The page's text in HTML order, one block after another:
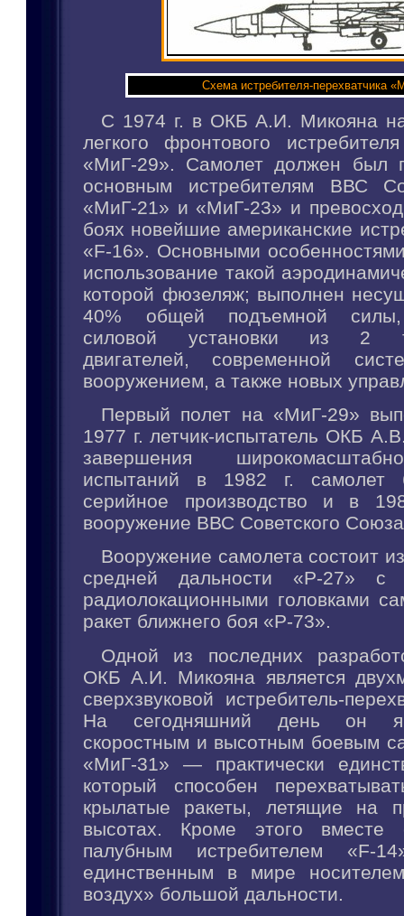
Схема истребителя-перехватчика
С 1974 г. в ОКБ А.И. Микояна
легкого фронтового
«МиГ-29». Самолет должен был
основным истребителям ВВС
«МиГ-21» и «МиГ-23» и
боях новейшие американские
«F-16». Основными
использование такой
которой фюзеляж; выполнен
40% общей подъемной силы,
силовой установки из 2
двигателей, современной
вооружением, а также новых
Первый полет на «МиГ-29»
1977 г. летчик-испытатель ОКБ
завершения
испытаний в 1982 г.
серийное производство и в
вооружение ВВС Советского
Вооружение самолета состоит
средней дальности «Р-27» с
радиолокационными головками
ракет ближнего боя «Р-73».
Одной из последних
ОКБ А.И. Микояна является
сверхзвуковой истребитель-
На сегодняшний день он
скоростным и высотным боевым
«МиГ-31» — практически
который способен
крылатые ракеты, летящие на
высотах. Кроме этого вместе
палубным истребителем «F-
единственным в мире
воздух» большой дальности.